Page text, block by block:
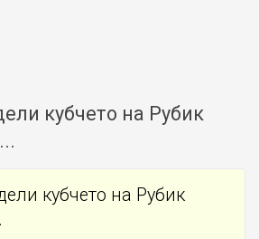
кубчето на Рубик
кубчето на Рубик